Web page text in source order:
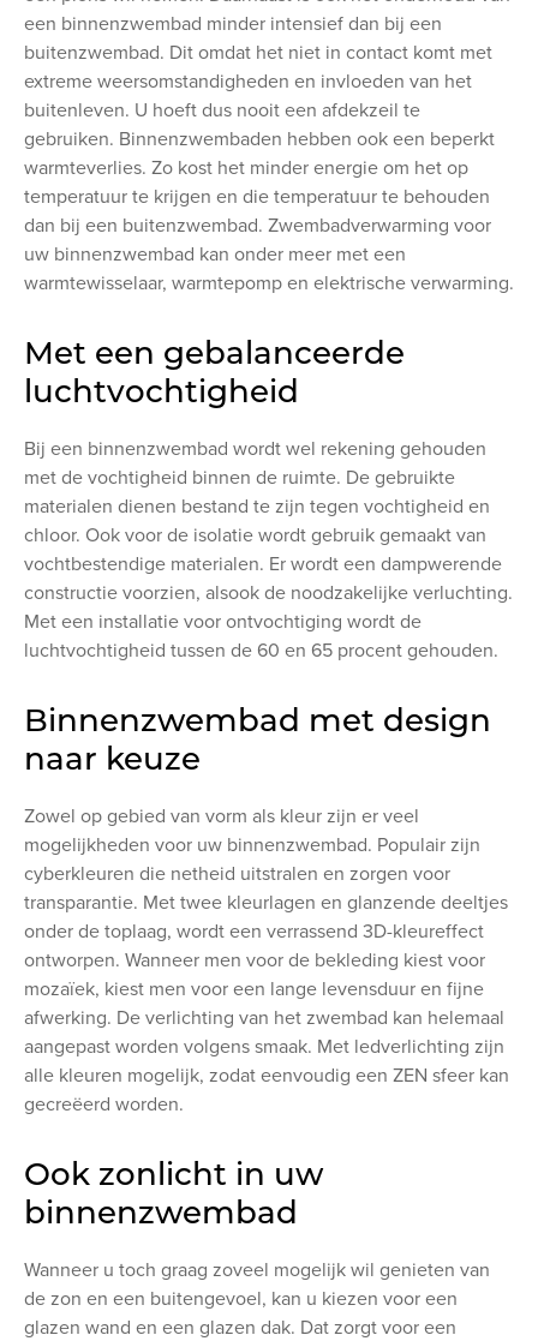
een binnenzwembad minder intensief dan bij een
buitenzwembad. Dit omdat het niet in contact komt met
extreme weersomstandigheden en invloeden van het
buitenleven. U hoeft dus nooit een afdekzeil te
gebruiken. Binnenzwembaden hebben ook een beperkt
warmteverlies. Zo kost het minder energie om het op
temperatuur te krijgen en die temperatuur te behouden
dan bij een buitenzwembad. Zwembadverwarming voor
uw binnenzwembad kan onder meer met een
warmtewisselaar, warmtepomp en elektrische verwarming.
Met een gebalanceerde
luchtvochtigheid
Bij een binnenzwembad wordt wel rekening gehouden
met de vochtigheid binnen de ruimte. De gebruikte
materialen dienen bestand te zijn tegen vochtigheid en
chloor. Ook voor de isolatie wordt gebruik gemaakt van
vochtbestendige materialen. Er wordt een dampwerende
constructie voorzien, alsook de noodzakelijke verluchting.
Met een installatie voor ontvochtiging wordt de
luchtvochtigheid tussen de 60 en 65 procent gehouden.
Binnenzwembad met design
naar keuze
Zowel op gebied van vorm als kleur zijn er veel
mogelijkheden voor uw binnenzwembad. Populair zijn
cyberkleuren die netheid uitstralen en zorgen voor
transparantie. Met twee kleurlagen en glanzende deeltjes
onder de toplaag, wordt een verrassend 3D-kleureffect
ontworpen. Wanneer men voor de bekleding kiest voor
mozaïek, kiest men voor een lange levensduur en fijne
afwerking. De verlichting van het zwembad kan helemaal
aangepast worden volgens smaak. Met ledverlichting zijn
alle kleuren mogelijk, zodat eenvoudig een ZEN sfeer kan
gecreëerd worden.
Ook zonlicht in uw
binnenzwembad
Wanneer u toch graag zoveel mogelijk wil genieten van
de zon en een buitengevoel, kan u kiezen voor een
glazen wand en een glazen dak. Dat zorgt voor een